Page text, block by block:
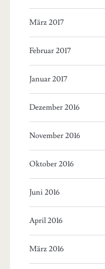
März 2017
Februar 2017
Januar 2017
Dezember 2016
November 2016
Oktober 2016
Juni 2016
April 2016
März 2016